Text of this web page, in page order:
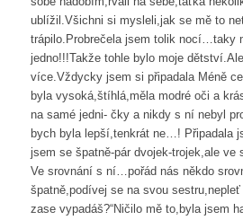
ublížil.Všichni si mysleli,jak se mě to
trápilo.Probrečela jsem tolik nocí…taky
jedno!!!Takže tohle bylo moje
více.Vždycky jsem si připadala Méně
byla vysoká,štíhlá,měla modré oči a
na samé jedni- čky a nikdy s ní nebyl
bych byla lepší,tenkrát ne…! Připadala
jsem se špatně-pár dvojek-trojek,ale ve
Ve srovnání s ní…pořád nás někdo
špatně,podívej se na svou
zase vypadáš?“Ničilo mě to,byla jsem